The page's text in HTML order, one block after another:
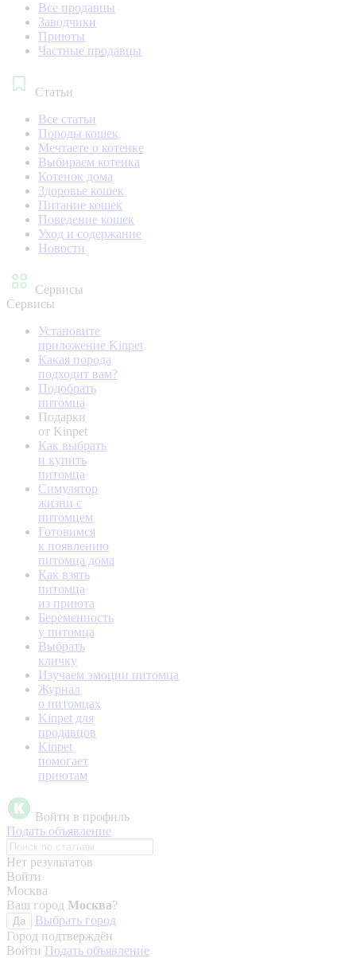
Все продавцы
Заводчики
Приюты
Частные продавцы
Статьи
Все статьи
Породы кошек
Мечтаете о котенке
Выбираем котенка
Котенок дома
Здоровье кошек
Питание кошек
Поведение кошек
Уход и содержание
Новости
Сервисы
Сервисы
Установите
приложение Kinpet
Какая порода
подходит вам?
Подобрать
питомца
Подарки
от Kinpet
Как выбрать
и купить
питомца
Симулятор
жизни с
питомцем
Готовимся
к появлению
питомца дома
Как взять
питомца
из приюта
Беременность
у питомца
Выбрать
кличку
Изучаем эмоции питомца
Журнал
о питомцах
Kinpet для
продавцов
Kinpet
помогает
приютам
Войти в профиль
Подать объявление
Нет результатов
Войти
Москва
Ваш город Москва?
Да
Выбрать город
Город подтверждён
Войти Подать объявление